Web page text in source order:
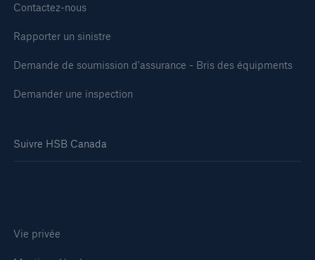
Contactez-nous
Rapporter un sinistre
Demande de soumission d'assurance - Bris des équipments
Demander une inspection
Suivre HSB Canada
Vie privée